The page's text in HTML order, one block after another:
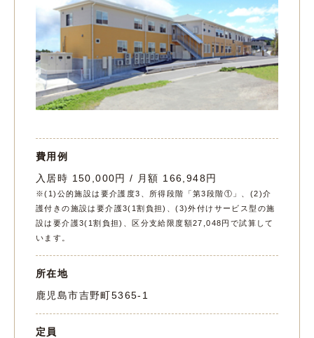
費用例
入居時 150,000円 / 月額 166,948円
※(1)公的施設は要介護度3、所得段階「第3段階①」、(2)介
護付きの施設は要介護3(1割負担)、(3)外付けサービス型の施
設は要介護3(1割負担)、区分支給限度額27,048円で試算して
います。
所在地
鹿児島市吉野町5365-1
定員